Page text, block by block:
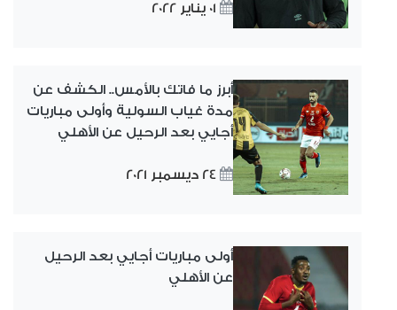
01 يناير 2022
أبرز ما فاتك بالأمس.. الكشف عن
مدة غياب السولية وأولى مباريات
أجايي بعد الرحيل عن الأهلي
24 ديسمبر 2021
أولى مباريات أجايي بعد الرحيل
عن الأهلي